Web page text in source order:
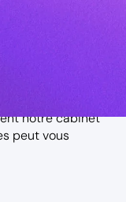
notrecabinet
peut vous